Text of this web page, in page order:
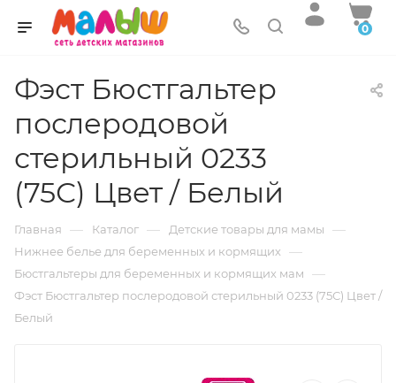
0
Фэст Бюстгальтер
послеродовой
стерильный 0233
(75С) Цвет / Белый
Главная — Каталог — Детские товары для мамы —
Нижнее белье для беременных и кормящих —
Бюстгальтеры для беременных и кормящих мам —
Фэст Бюстгальтер послеродовой стерильный 0233 (75С) Цвет /
Белый